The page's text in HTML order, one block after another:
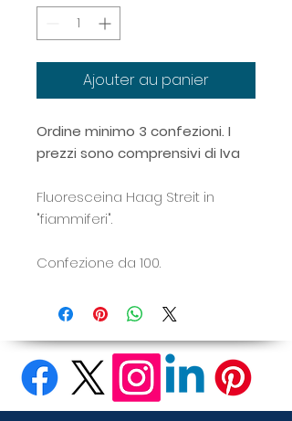
Ajouter au panier
Ordine minimo 3 confezioni. I
prezzi sono comprensivi di Iva
Fluoresceina Haag Streit in
"fiammiferi".
Confezione da 100.